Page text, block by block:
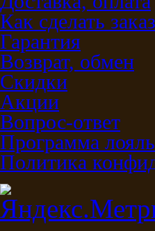
Как сделать заказ
Гарантия
Возврат, обмен
Скидки
Акции
Вопрос-ответ
Программа
Политика